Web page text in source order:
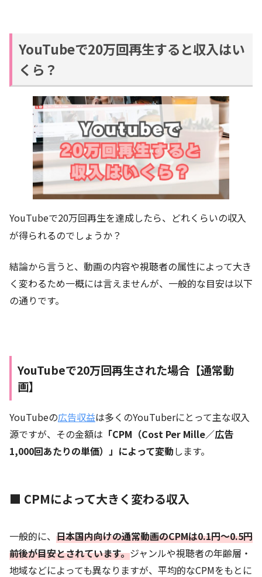
YouTubeで20万回再生すると収入はい
くら？
YouTubeで20万回再生を達成したら、どれくらいの収入
が得られるのでしょうか？
結論から言うと、動画の内容や視聴者の属性によって大き
く変わるため一概には言えませんが、一般的な目安は以下
の通りです。
YouTubeで20万回再生された場合【通常動
画】
YouTubeの広告収益は多くのYouTuberにとって主な収入
源ですが、その金額は 「CPM（Cost Per Mille／広告
1,000回あたりの単価）」によって変動します。
■ CPMによって大きく変わる収入
一般的に、 日本国内向けの通常動画のCPMは0.1円〜0.5円
前後が目安とされています。ジャンルや視聴者の年齢層・
地域などによっても異なりますが、平均的なCPMをもとに